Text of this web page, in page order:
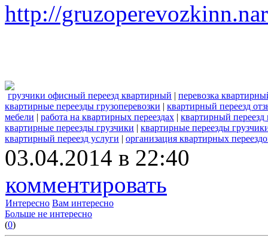
http://
грузчики офисный переезд квартирный | перевозка
квартирные переезды грузоперевозки | квартирный переезд
мебели | работа на квартирных переездах | квартирный
квартирные переезды грузчики | квартирные переезды
квартирный переезд услуги | организация квартирных
03.04.2014 в 22:40
комментировать
Интересно Вам интересно
Больше не интересно
(0)